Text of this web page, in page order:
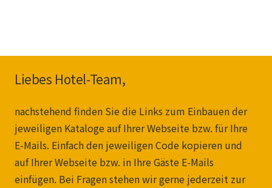
Liebes Hotel-Team,
nachstehend finden Sie die Links zum Einbauen der
jeweiligen Kataloge auf Ihrer Webseite bzw. für Ihre
E-Mails. Einfach den jeweiligen Code kopieren und
auf Ihrer Webseite bzw. in Ihre Gäste E-Mails
einfügen. Bei Fragen stehen wir gerne jederzeit zur